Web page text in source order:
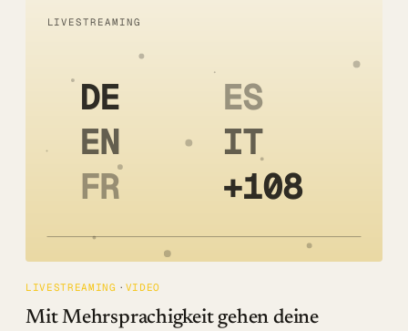
DE
EN
FR
ES
IT
+108
LIVESTREAMING
LIVESTREAMING VIDEO
Mit Mehrsprachigkeit gehen deine